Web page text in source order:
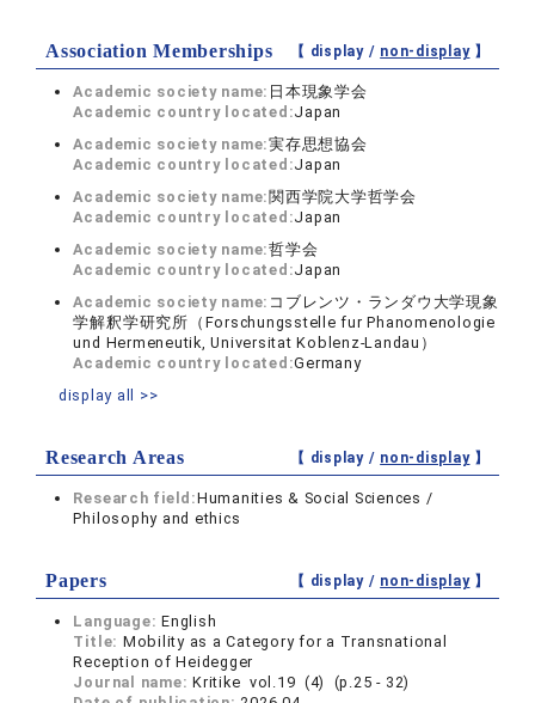
Association Memberships 【 display / non-display】
Academic society name: 日本現象学会
Academic country located:Japan
Academic society name:実存思想協会
Academic country located:Japan
Academic society name: 関西学院大学哲学会
Academic country located:Japan
Academic society name:哲学会
Academic country located:Japan
Academic society name: コブレンツ・ランダウ大学現象
学解釈学研究所（Forschungsstelle fur Phanomenologie
und Hermeneutik, Universitat Koblenz-Landau）
Academic country located:Germany
display all >>
Research Areas 【 display / non-display】
Research field:Humanities & Social Sciences /
Philosophy and ethics
Papers 【 display / non-display】
Language:English
Title: Mobility as a Category for a Transnational
Reception of Heidegger
Journal name:Kritike vol.19 (4) (p.25 - 32)